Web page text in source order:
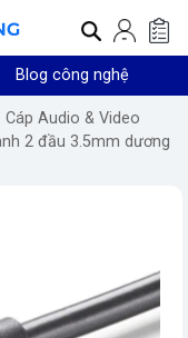
Blog công nghệ
Cáp Audio & Video